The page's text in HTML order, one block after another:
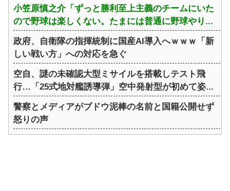
小笠原慎之介「ずっと勝利至上主義のチームにいた
ので野球は楽しくない。たまには普通に野球やり...
政府、自衛隊の指揮統制に国産AI導入へｗｗｗ「新
しい戦い方」への対応を急ぐ
空自、謎の未確認大型ミサイルを搭載しテスト飛
行…「25式地対艦誘導弾」空中発射型が初めて姿...
警察とメディアがブドウ泥棒の名前と国籍公開せず
怒りの声